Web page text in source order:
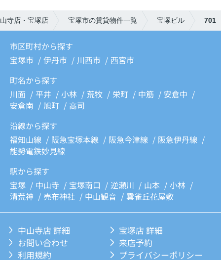
寺店・宝塚店 宝塚市の賃貸物件一覧 宝塚ビル 701
市区町村から探す
宝塚市
伊丹市 川西市
西宮市
町名から探す
川面
平井 小林 荒牧 栄町 中筋
安倉中
安倉南
旭町
高司
沿線から探す
福知山線
阪急宝塚本線 阪急今津線
阪急伊丹線
能勢電鉄妙見線
駅から探す
宝塚
中山寺 宝塚南口 逆瀬川 山本
小林
清荒神
売布神社 中山観音 雲雀丘花屋敷
中山寺店 詳細
宝塚店 詳細
お問い合わせ
来店予約
利用規約
プライバシーポリシー